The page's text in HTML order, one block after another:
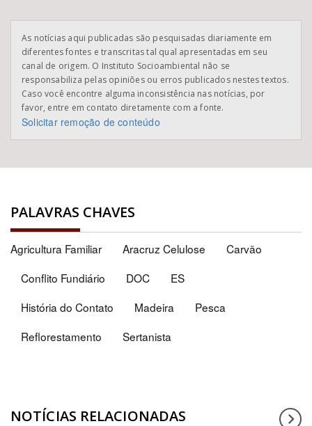
As notícias aqui publicadas são pesquisadas diariamente em
diferentes fontes e transcritas tal qual apresentadas em seu
canal de origem. O Instituto Socioambiental não se
responsabiliza pelas opiniões ou erros publicados nestes textos.
Caso você encontre alguma inconsistência nas notícias, por
favor, entre em contato diretamente com a fonte.
Solicitar remoção de conteúdo
PALAVRAS CHAVES
Agricultura Familiar Aracruz Celulose
Carvão
Conflito Fundiário
DOC
ES
História do Contato
Madeira
Pesca
Reflorestamento
Sertanista
NOTÍCIAS RELACIONADAS